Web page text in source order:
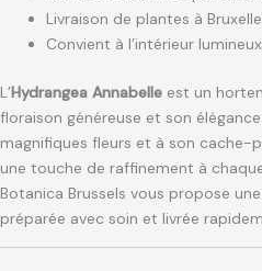
Livraison de plantes à
Convient à l’intérieur
L’Hydrangea Annabelle est un
floraison généreuse et son
magnifiques fleurs et à son cache-
une touche de raffinement à
Botanica Brussels vous propose
préparée avec soin et livrée